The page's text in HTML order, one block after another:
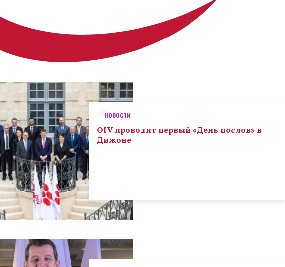
НОВОСТИ
OIV проводит первый «День послов» в
Дижоне